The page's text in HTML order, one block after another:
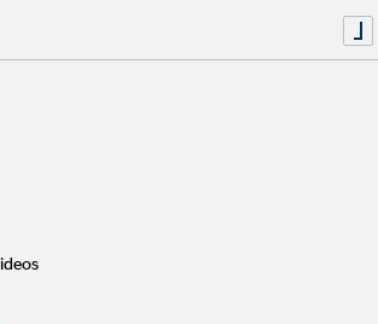
oder per Post an
AG, Wolfgang Koch, Heumarkt 1,
werden.